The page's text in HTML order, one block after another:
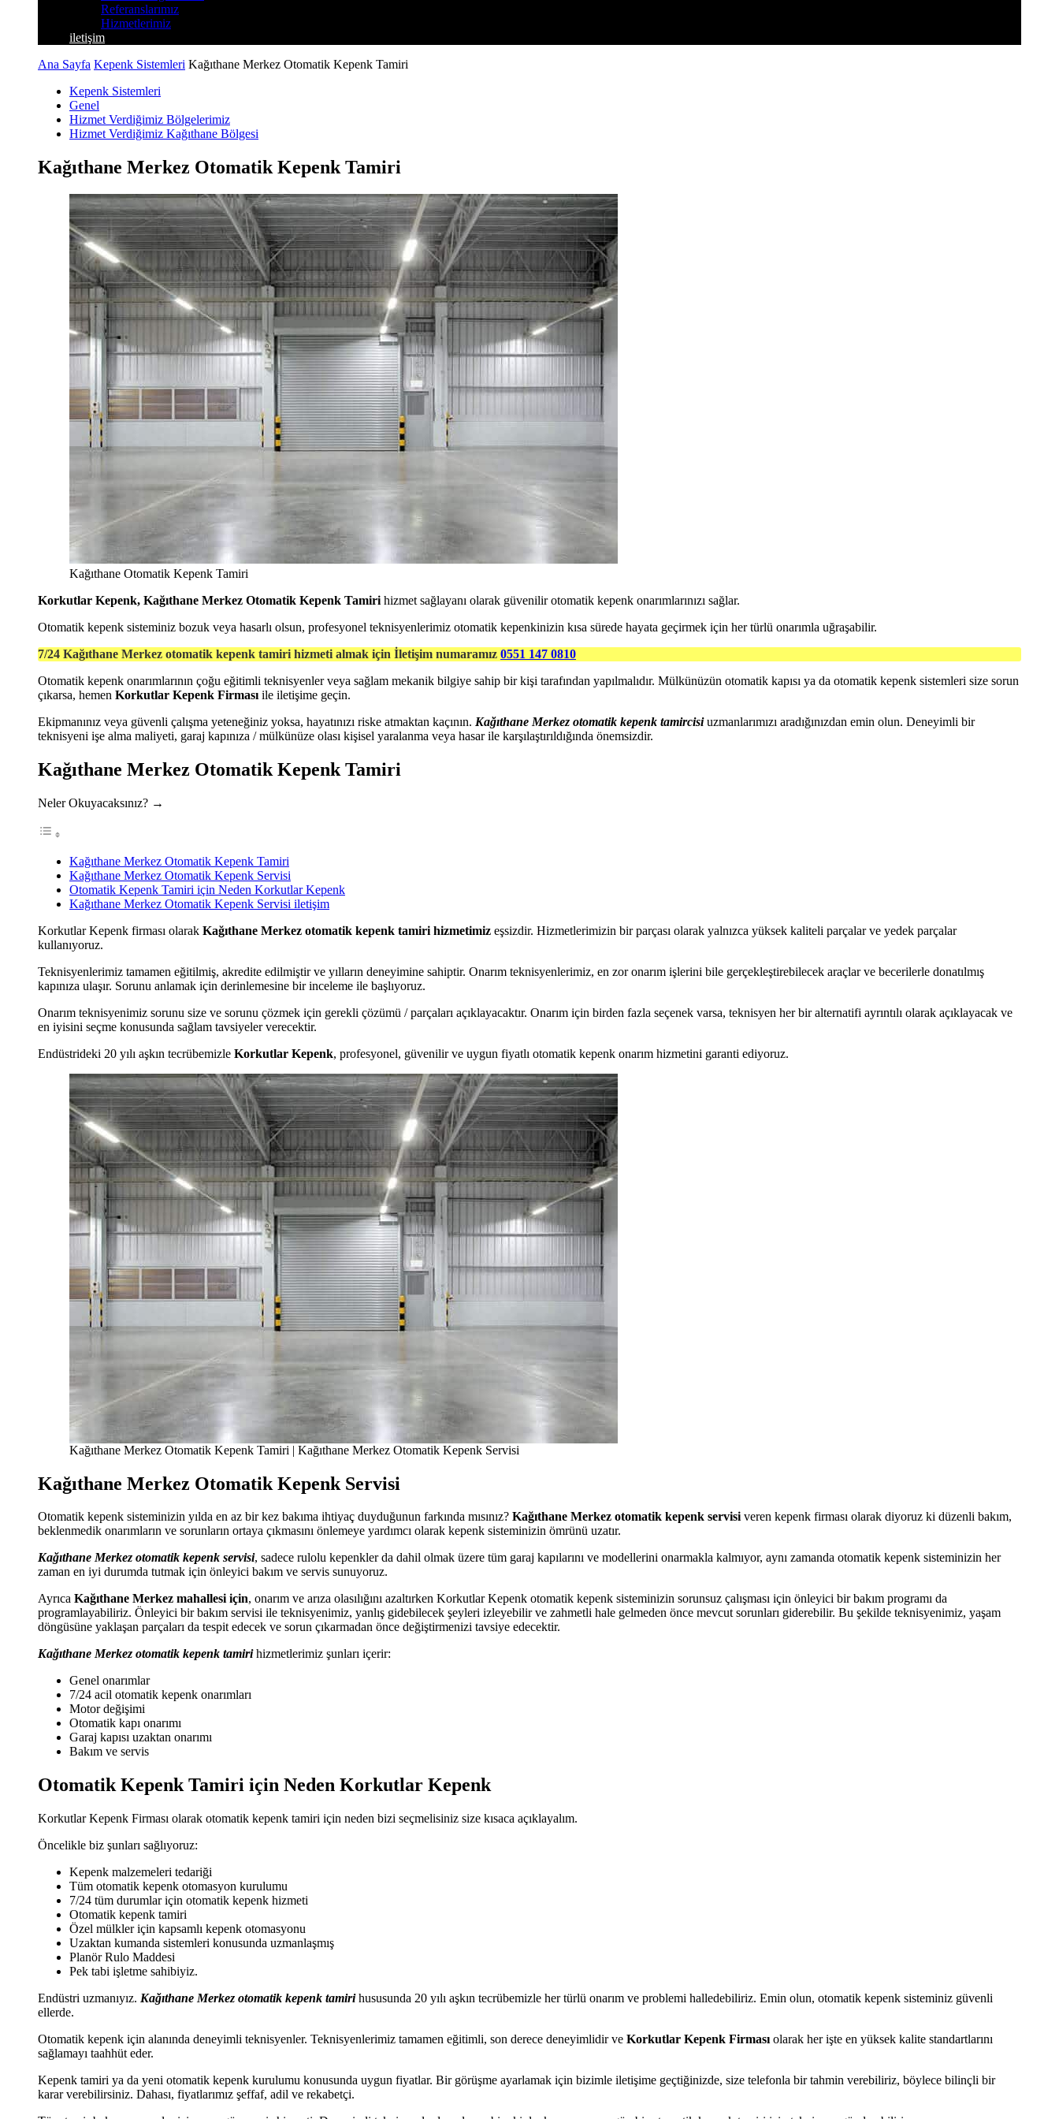
Referanslarımız
Hizmetlerimiz
iletişim
Ana Sayfa Kepenk Sistemleri Kağıthane Merkez Otomatik Kepenk Tamiri
Kepenk Sistemleri
Genel
Hizmet Verdiğimiz Bölgelerimiz
Hizmet Verdiğimiz Kağıthane Bölgesi
Kağıthane Merkez Otomatik Kepenk Tamiri
Kağıthane Otomatik Kepenk Tamiri
Korkutlar Kepenk, Kağıthane Merkez Otomatik Kepenk Tamiri hizmet sağlayanı olarak güvenilir otomatik kepenk onarımlarınızı sağlar.
Otomatik kepenk sisteminiz bozuk veya hasarlı olsun, profesyonel teknisyenlerimiz otomatik kepenkinizin kısa sürede hayata geçirmek için her türlü onarımla uğraşabilir.
7/24 Kağıthane Merkez otomatik kepenk tamiri hizmeti almak için İletişim numaramız 0551 147 0810
Otomatik kepenk onarımlarının çoğu eğitimli teknisyenler veya sağlam mekanik bilgiye sahip bir kişi tarafından yapılmalıdır. Mülkünüzün otomatik kapısı ya da otomatik kepenk sistemleri size sorun
çıkarsa, hemen Korkutlar Kepenk Firması ile iletişime geçin.
Ekipmanınız veya güvenli çalışma yeteneğiniz yoksa, hayatınızı riske atmaktan kaçının. Kağıthane Merkez otomatik kepenk tamircisiuzmanlarımızı aradığınızdan emin olun. Deneyimli bir
teknisyeni işe alma maliyeti, garaj kapınıza / mülkünüze olası kişisel yaralanma veya hasar ile karşılaştırıldığında önemsizdir.
Kağıthane Merkez Otomatik Kepenk Tamiri
Neler Okuyacaksınız? →
Kağıthane Merkez Otomatik Kepenk Tamiri
Kağıthane Merkez Otomatik Kepenk Servisi
Otomatik Kepenk Tamiri için Neden Korkutlar Kepenk
Kağıthane Merkez Otomatik Kepenk Servisi iletişim
Korkutlar Kepenk firması olarak Kağıthane Merkez otomatik kepenk tamiri hizmetimiz eşsizdir. Hizmetlerimizin bir parçası olarak yalnızca yüksek kaliteli parçalar ve yedek parçalar
kullanıyoruz.
Teknisyenlerimiz tamamen eğitilmiş, akredite edilmiştir ve yılların deneyimine sahiptir. Onarım teknisyenlerimiz, en zor onarım işlerini bile gerçekleştirebilecek araçlar ve becerilerle donatılmış
kapınıza ulaşır. Sorunu anlamak için derinlemesine bir inceleme ile başlıyoruz.
Onarım teknisyenimiz sorunu size ve sorunu çözmek için gerekli çözümü / parçaları açıklayacaktır. Onarım için birden fazla seçenek varsa, teknisyen her bir alternatifi ayrıntılı olarak açıklayacak ve
en iyisini seçme konusunda sağlam tavsiyeler verecektir.
Endüstrideki 20 yılı aşkın tecrübemizle Korkutlar Kepenk, profesyonel, güvenilir ve uygun fiyatlı otomatik kepenk onarım hizmetini garanti ediyoruz.
Kağıthane Merkez Otomatik Kepenk Tamiri | Kağıthane Merkez Otomatik Kepenk Servisi
Kağıthane Merkez Otomatik Kepenk Servisi
Otomatik kepenk sisteminizin yılda en az bir kez bakıma ihtiyaç duyduğunun farkında mısınız? Kağıthane Merkez otomatik kepenk servisiveren kepenk firması olarak diyoruz ki düzenli bakım,
beklenmedik onarımların ve sorunların ortaya çıkmasını önlemeye yardımcı olarak kepenk sisteminizin ömrünü uzatır.
Kağıthane Merkez otomatik kepenk servisi, sadece rulolu kepenkler da dahil olmak üzere tüm garaj kapılarını ve modellerini onarmakla kalmıyor, aynı zamanda otomatik kepenk sisteminizin her
zaman en iyi durumda tutmak için önleyici bakım ve servis sunuyoruz.
Ayrıca Kağıthane Merkez mahallesi için, onarım ve arıza olasılığını azaltırken Korkutlar Kepenk otomatik kepenk sisteminizin sorunsuz çalışması için önleyici bir bakım programı da
programlayabiliriz. Önleyici bir bakım servisi ile teknisyenimiz, yanlış gidebilecek şeyleri izleyebilir ve zahmetli hale gelmeden önce mevcut sorunları giderebilir. Bu şekilde teknisyenimiz, yaşam
döngüsüne yaklaşan parçaları da tespit edecek ve sorun çıkarmadan önce değiştirmenizi tavsiye edecektir.
Kağıthane Merkez otomatik kepenk tamirihizmetlerimiz şunları içerir:
Genel onarımlar
7/24 acil otomatik kepenk onarımları
Motor değişimi
Otomatik kapı onarımı
Garaj kapısı uzaktan onarımı
Bakım ve servis
Otomatik Kepenk Tamiri için Neden Korkutlar Kepenk
Korkutlar Kepenk Firması olarak otomatik kepenk tamiri için neden bizi seçmelisiniz size kısaca açıklayalım.
Öncelikle biz şunları sağlıyoruz:
Kepenk malzemeleri tedariği
Tüm otomatik kepenk otomasyon kurulumu
7/24 tüm durumlar için otomatik kepenk hizmeti
Otomatik kepenk tamiri
Özel mülkler için kapsamlı kepenk otomasyonu
Uzaktan kumanda sistemleri konusunda uzmanlaşmış
Planör Rulo Maddesi
Pek tabi işletme sahibiyiz.
Endüstri uzmanıyız. Kağıthane Merkez otomatik kepenk tamirihususunda 20 yılı aşkın tecrübemizle her türlü onarım ve problemi halledebiliriz. Emin olun, otomatik kepenk sisteminiz güvenli
ellerde.
Otomatik kepenk için alanında deneyimli teknisyenler. Teknisyenlerimiz tamamen eğitimli, son derece deneyimlidir ve Korkutlar Kepenk Firması olarak her işte en yüksek kalite standartlarını
sağlamayı taahhüt eder.
Kepenk tamiri ya da yeni otomatik kepenk kurulumu konusunda uygun fiyatlar. Bir görüşme ayarlamak için bizimle iletişime geçtiğinizde, size telefonla bir tahmin verebiliriz, böylece bilinçli bir
karar verebilirsiniz. Dahası, fiyatlarımız şeffaf, adil ve rekabetçi.